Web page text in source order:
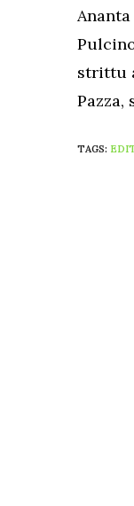
strittu
Pazza,
TAGS: